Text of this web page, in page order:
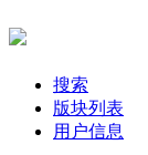
搜索
版块列表
用户信息